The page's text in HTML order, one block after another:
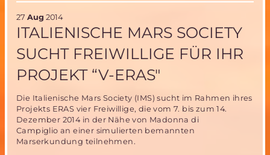
27 Aug 2014
ITALIENISCHE MARS SOCIETY
SUCHT FREIWILLIGE FÜR IHR
PROJEKT “V-ERAS″
Die Italienische Mars Society (IMS) sucht im Rahmen ihres
Projekts ERAS vier Freiwillige, die vom 7. bis zum 14.
Dezember 2014 in der Nähe von Madonna di
Campiglio an einer simulierten bemannten
Marserkundung teilnehmen.